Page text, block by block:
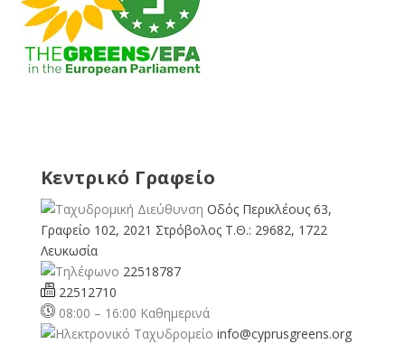
Κεντρικό Γραφείο
Οδός Περικλέους 63,
Γραφείο 102, 2021 Στρόβολος Τ.Θ.: 29682, 1722
Λευκωσία
22518787
22512710
08:00 – 16:00 Καθημερινά
info@cyprusgreens.org